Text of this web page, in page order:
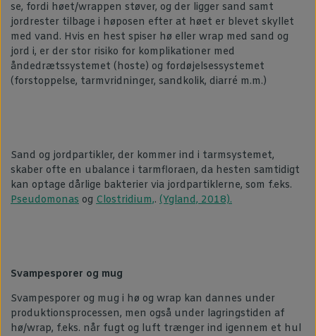
se, fordi høet/wrappen støver, og der ligger sand samt
jordrester tilbage i høposen efter at høet er blevet skyllet
med vand. Hvis en hest spiser hø eller wrap med sand og
jord i, er der stor risiko for komplikationer med
åndedrætssystemet (hoste) og fordøjelsessystemet
(forstoppelse, tarmvridninger, sandkolik, diarré m.m.)
Sand og jordpartikler, der kommer ind i tarmsystemet,
skaber ofte en ubalance i tarmfloraen, da hesten samtidigt
kan optage dårlige bakterier via jordpartiklerne, som f.eks.
Pseudomonas og Clostridium,. (Ygland, 2018).
Svampesporer og mug
Svampesporer og mug i hø og wrap kan dannes under
produktionsprocessen, men også under lagringstiden af
hø/wrap, f.eks. når fugt og luft trænger ind igennem et hul